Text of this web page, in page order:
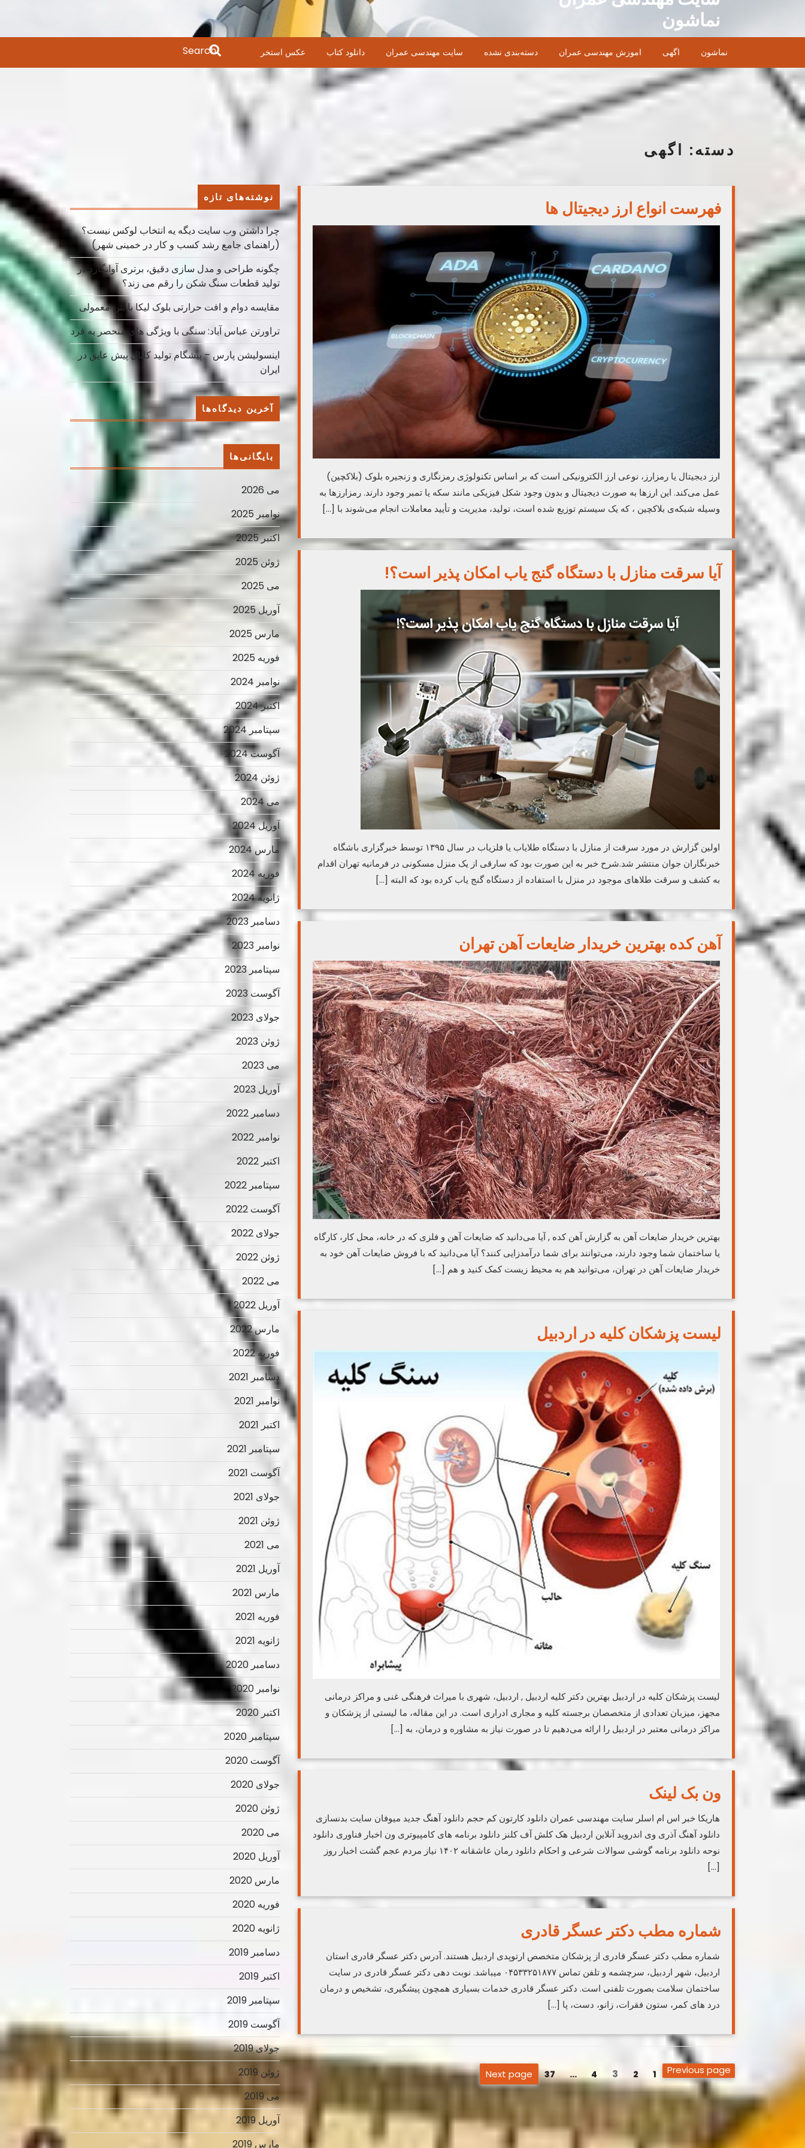
content
نماشون
نماشون اگهی اموزش مهندسی عمران دسته‌بندی نشده سایت مهندسی عمران دانلود کتاب عکس استخر
Search
for:
دسته: اگهی
فهرست انواع ارز دیجیتال ها
ارز دیجیتال یا رمزارز، نوعی ارز الکترونیکی است که بر اساس تکنولوژی رمزنگاری و زنجیره بلوک (بلاکچین)
عمل می‌کند. این ارزها به صورت دیجیتال و بدون وجود شکل فیزیکی مانند سکه یا تمبر وجود دارند. رمزارزها به
وسیله شبکه‌ی بلاکچین ، که یک سیستم توزیع شده است، تولید، مدیریت و تأیید معاملات انجام می‌شوند با […]
آیا سرقت منازل با دستگاه گنج یاب امکان پذیر است؟!
اولین گزارش در مورد سرقت از منازل با دستگاه طلایاب یا فلزیاب در سال ۱۳۹۵ توسط خبرگزاری باشگاه
خبرنگاران جوان منتشر شد.شرح خبر به این صورت بود که سارقی از یک منزل مسکونی در فرمانیه تهران اقدام
به کشف و سرقت طلاهای موجود در منزل با استفاده از دستگاه گنج یاب کرده بود که البته […]
آهن کده بهترین خریدار ضایعات آهن تهران
بهترین خریدار ضایعات آهن به گزارش آهن کده , آیا می‌دانید که ضایعات آهن و فلزی که در خانه، محل کار، کارگاه
یا ساختمان شما وجود دارند، می‌توانند برای شما درآمدزایی کنند؟ آیا می‌دانید که با فروش ضایعات آهن خود به
خریدار ضایعات آهن در تهران، می‌توانید هم به محیط زیست کمک کنید و هم […]
لیست پزشکان کلیه در اردبیل
لیست پزشکان کلیه در اردبیل بهترین دکتر کلیه اردبیل , اردبیل، شهری با میراث فرهنگی غنی و مراکز درمانی
مجهز، میزبان تعدادی از متخصصان برجسته کلیه و مجاری ادراری است. در این مقاله، ما لیستی از پزشکان و
مراکز درمانی معتبر در اردبیل را ارائه می‌دهیم تا در صورت نیاز به مشاوره و درمان، به […]
ون بک لینک
هاریکا خبر اس ام اسلر سایت مهندسی عمران دانلود کارتون کم حجم دانلود آهنگ جدید میوفان سایت بدنسازی
دانلود آهنگ آذری وی اندروید آنلاین اردبیل هک کلش آف کلنز دانلود برنامه های کامپیوتری ون اخبار فناوری دانلود
نوحه دانلود برنامه گوشی سوالات شرعی و احکام دانلود رمان عاشقانه ۱۴۰۲ نیاز مردم عجم گشت اخبار روز
[…]
شماره مطب دکتر عسگر قادری
شماره مطب دکتر عسگر قادری از پزشکان متخصص ارتوپدی اردبیل هستند. آدرس دکتر عسگر قادری استان
اردبیل، شهر اردبیل، سرچشمه و تلفن تماس ۰۴۵۳۳۲۵۱۸۷۷ میباشد. نوبت دهی دکتر عسگر قادری در سایت
ساختمان سلامت بصورت تلفنی است. دکتر عسگر قادری خدمات بسیاری همچون پیشگیری، تشخیص و درمان
درد های کمر، ستون فقرات، زانو، دست، پا […]
صفحه‌بندی
نوشته‌ها
Previous page
Page
1
Page
2
Page
3
Page
4
…
Page
37
Next page
نوشته‌های تازه
چرا داشتن وب سایت دیگه یه انتخاب لوکس نیست؟
(راهنمای جامع رشد کسب ‌و کار در خمینی ‌شهر)
چگونه طراحی و مدل سازی دقیق، برتری آوانگارد در
تولید قطعات سنگ شکن را رقم می زند؟
مقایسه دوام و افت حرارتی بلوک لیکا با بتن معمولی
تراورتن عباس آباد: سنگی با ویژگی های منحصر به فرد
اینسولیشن پارس – پیشگام تولید کانال پیش عایق در
ایران
آخرین دیدگاه‌ها
بایگانی‌ها
می 2026
نوامبر 2025
اکتبر 2025
ژوئن 2025
می 2025
آوریل 2025
مارس 2025
فوریه 2025
نوامبر 2024
اکتبر 2024
سپتامبر 2024
آگوست 2024
ژوئن 2024
می 2024
آوریل 2024
مارس 2024
فوریه 2024
ژانویه 2024
دسامبر 2023
نوامبر 2023
سپتامبر 2023
آگوست 2023
جولای 2023
ژوئن 2023
می 2023
آوریل 2023
دسامبر 2022
نوامبر 2022
اکتبر 2022
سپتامبر 2022
آگوست 2022
جولای 2022
ژوئن 2022
می 2022
آوریل 2022
مارس 2022
فوریه 2022
دسامبر 2021
نوامبر 2021
اکتبر 2021
سپتامبر 2021
آگوست 2021
جولای 2021
ژوئن 2021
می 2021
آوریل 2021
مارس 2021
فوریه 2021
ژانویه 2021
دسامبر 2020
نوامبر 2020
اکتبر 2020
سپتامبر 2020
آگوست 2020
جولای 2020
ژوئن 2020
می 2020
آوریل 2020
مارس 2020
فوریه 2020
ژانویه 2020
دسامبر 2019
اکتبر 2019
سپتامبر 2019
آگوست 2019
جولای 2019
ژوئن 2019
می 2019
آوریل 2019
مارس 2019